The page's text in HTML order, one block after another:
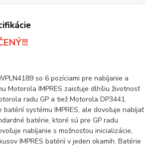
so 6 pozíciami pre nabíjanie a
Motorola IMPRES zaisťuje dlhšiu životnosť
radu GP a tiež Motorola DP3441.
systému IMPRES, ale dovoľuje nabíjať
batérie, ktoré sú pre GP radu
nabíjanie s možnosťou inicializácie,
IMPRES batérií v jeden okamih. Batérie